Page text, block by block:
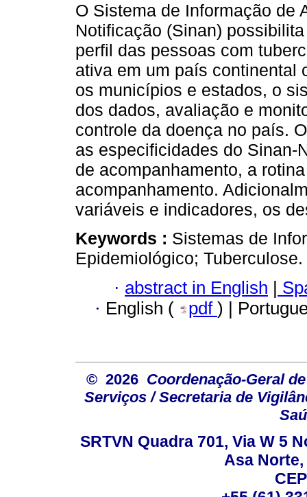
O Sistema de Informação de
Notificação (Sinan)
perfil das pessoas com
ativa em um país continental
os municípios e estados, o
dos dados, avaliação e
controle da doença no país.
as especificidades do Sinan-
de acompanhamento, a
acompanhamento.
variáveis e indicadores, os
Keywords : Sistemas de
Epidemiológico; Tuberculose.
· abstract in English |
· English ( pdf ) |
© 2026 Coordenação-Geral
Serviços / Secretaria de
SRTVN Quadra 701, Via W 5
Asa